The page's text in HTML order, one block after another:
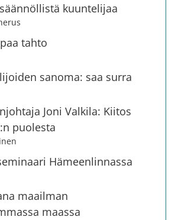
kuuntelijaa
tahto
sanoma: saa surra
Joni Valkila: Kiitos
puolesta
Hämeenlinnassa
maailman
maassa